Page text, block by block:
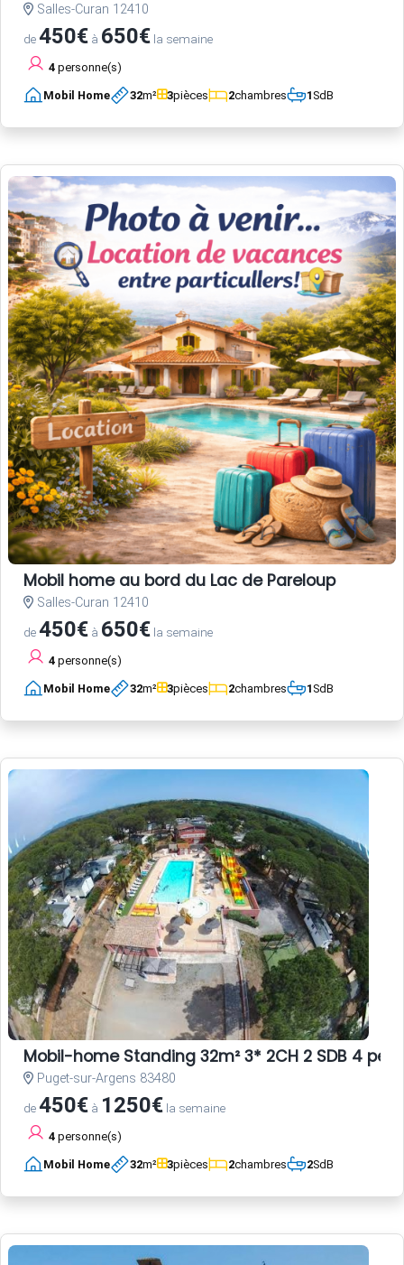
Salles-Curan 12410
de450€ à 650€ la semaine
4 personne(s)
Mobil Home 32m² 3pièces 2chambres 1SdB
Mobil home au bord du Lac de Pareloup
Salles-Curan 12410
de450€ à 650€ la semaine
4 personne(s)
Mobil Home 32m² 3pièces 2chambres 1SdB
Mobil-home Standing 32m² 3* 2CH 2 SDB 4
Puget-sur-Argens 83480
de450€ à 1250€ la semaine
4 personne(s)
Mobil Home 32m² 3pièces 2chambres 2SdB